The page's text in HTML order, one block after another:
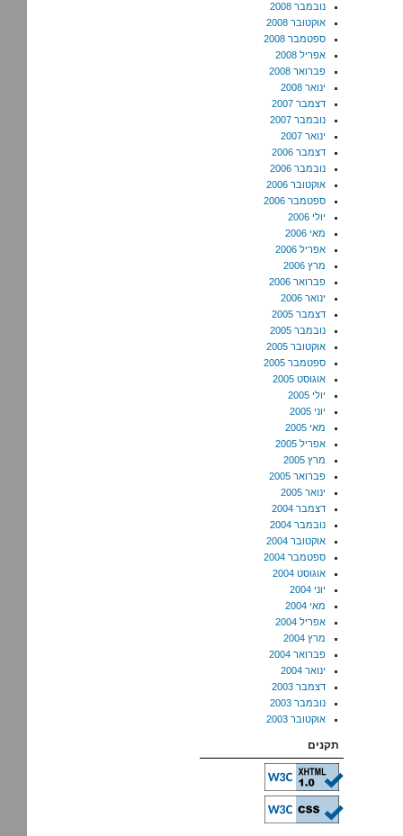
נובמבר 2008
אוקטובר 2008
ספטמבר 2008
אפריל 2008
פברואר 2008
ינואר 2008
דצמבר 2007
נובמבר 2007
ינואר 2007
דצמבר 2006
נובמבר 2006
אוקטובר 2006
ספטמבר 2006
יולי 2006
מאי 2006
אפריל 2006
מרץ 2006
פברואר 2006
ינואר 2006
דצמבר 2005
נובמבר 2005
אוקטובר 2005
ספטמבר 2005
אוגוסט 2005
יולי 2005
יוני 2005
מאי 2005
אפריל 2005
מרץ 2005
פברואר 2005
ינואר 2005
דצמבר 2004
נובמבר 2004
אוקטובר 2004
ספטמבר 2004
אוגוסט 2004
יוני 2004
מאי 2004
אפריל 2004
מרץ 2004
פברואר 2004
ינואר 2004
דצמבר 2003
נובמבר 2003
אוקטובר 2003
תקנים